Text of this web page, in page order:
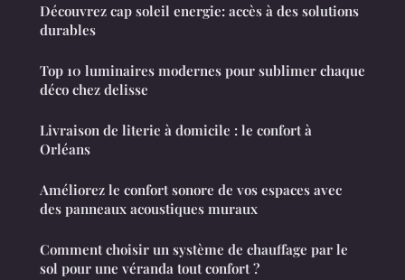
Découvrez cap soleil energie: accès à des solutions
durables
Top 10 luminaires modernes pour sublimer chaque
déco chez delisse
Livraison de literie à domicile : le confort à
Orléans
Améliorez le confort sonore de vos espaces avec
des panneaux acoustiques muraux
Comment choisir un système de chauffage par le
sol pour une véranda tout confort ?